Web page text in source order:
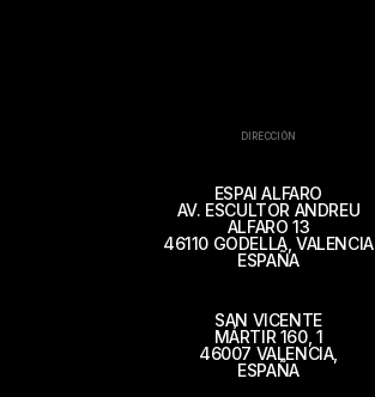
DIRECCIÓN
ESPAI ALFARO
AV. ESCULTOR ANDREU
ALFARO 13
46110 GODELLA, VALENCIA
ESPAÑA
SAN VICENTE
MÁRTIR 160, 1
46007 VALENCIA,
ESPAÑA